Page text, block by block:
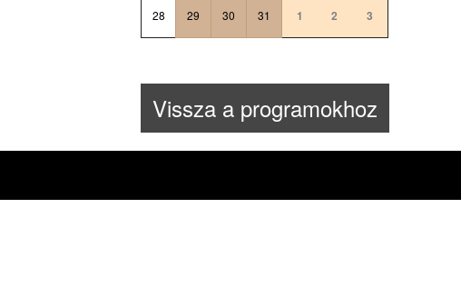
28 29 30 31 1 2 3
Vissza a programokhoz